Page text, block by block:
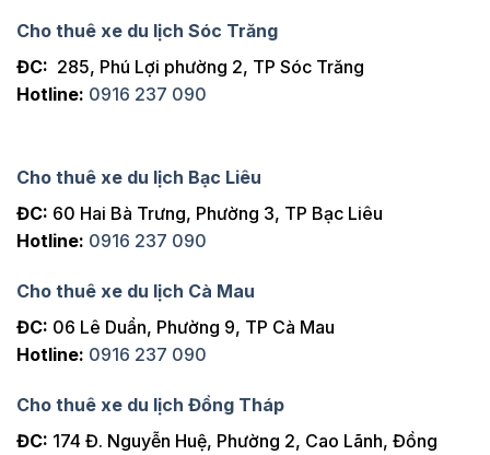
Cho thuê xe du lịch Sóc Trăng
ĐC: 285, Phú Lợi phường 2, TP Sóc Trăng
Hotline: 0916 237 090
Cho thuê xe du lịch Bạc Liêu
ĐC: 60 Hai Bà Trưng, Phường 3, TP Bạc Liêu
Hotline: 0916 237 090
Cho thuê xe du lịch Cà Mau
ĐC: 06 Lê Duẩn, Phường 9, TP Cà Mau
Hotline: 0916 237 090
Cho thuê xe du lịch Đồng Tháp
ĐC: 174 Đ. Nguyễn Huệ, Phường 2, Cao Lãnh, Đồng